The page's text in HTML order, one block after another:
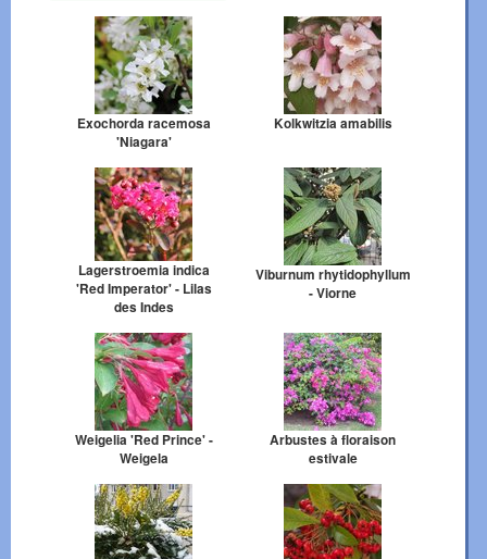
Exochorda racemosa
'Niagara'
Kolkwitzia amabilis
Lagerstroemia indica
'Red Imperator' - Lilas
des Indes
Viburnum rhytidophyllum
- Viorne
Weigelia 'Red Prince' -
Weigela
Arbustes à floraison
estivale